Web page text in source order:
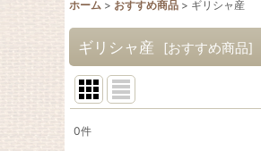
ホーム > おすすめ商品 > ギリシャ産
ギリシャ産 [おすすめ商品]
0件